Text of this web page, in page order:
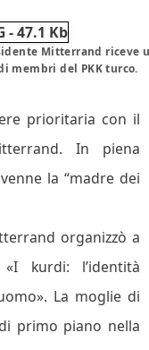
Mitterrand riceve
membri del PKK turco.
prioritaria con il
In piena
la “madre dei
organizzò a
kurdi: l’identità
La moglie di
primo piano nella